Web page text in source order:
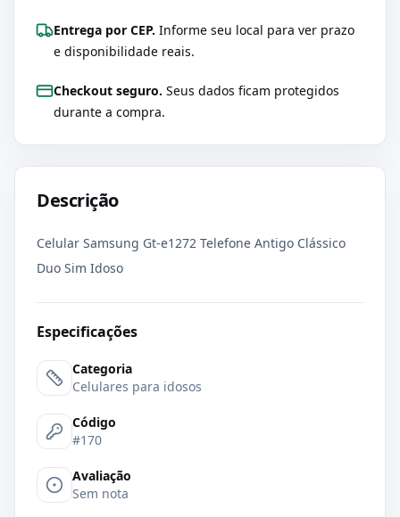
Entrega por CEP. Informe seu local para ver prazo
e disponibilidade reais.
Checkout seguro. Seus dados ficam protegidos
durante a compra.
Descrição
Celular Samsung Gt-e1272 Telefone Antigo Clássico
Duo Sim Idoso
Especificações
Categoria
Celulares para idosos
Código
#170
Avaliação
Sem nota